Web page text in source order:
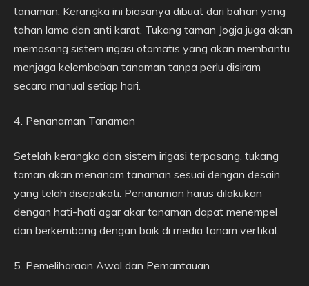
tanaman. Kerangka ini biasanya dibuat dari bahan yang
tahan lama dan anti karat. Tukang taman Jogja juga akan
memasang sistem irigasi otomatis yang akan membantu
menjaga kelembaban tanaman tanpa perlu disiram
secara manual setiap hari.
4. Penanaman Tanaman
Setelah kerangka dan sistem irigasi terpasang, tukang
taman akan menanam tanaman sesuai dengan desain
yang telah disepakati. Penanaman harus dilakukan
dengan hati-hati agar akar tanaman dapat menempel
dan berkembang dengan baik di media tanam vertikal.
5. Pemeliharaan Awal dan Pemantauan